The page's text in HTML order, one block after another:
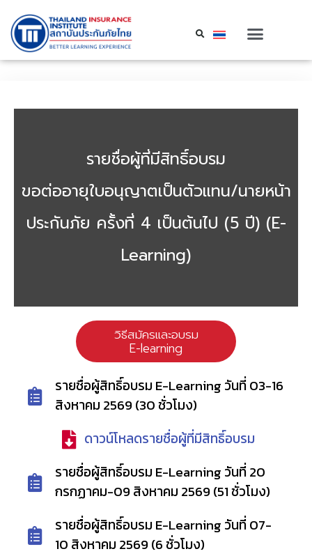
รายชื่อผู้ที่มีสิทธิ์อบรม
ขอต่ออายุใบอนุญาตเป็นตัวแทน/นายหน้า
ประกันภัย ครั้งที่ 4 เป็นต้นไป (5 ปี) (E-
Learning)
วิธีสมัครและอบรม
E-learning
รายชื่อผู้สิทธิ์อบรม E-Learning วันที่ 03-16
สิงหาคม 2569 (30 ชั่วโมง)
ดาวน์โหลดรายชื่อผู้ที่มีสิทธิ์อบรม
รายชื่อผู้สิทธิ์อบรม E-Learning วันที่ 20
กรกฏาคม-09 สิงหาคม 2569 (51 ชั่วโมง)​
รายชื่อผู้สิทธิ์อบรม E-Learning วันที่ 07-
10 สิงหาคม 2569 (6 ชั่วโมง)